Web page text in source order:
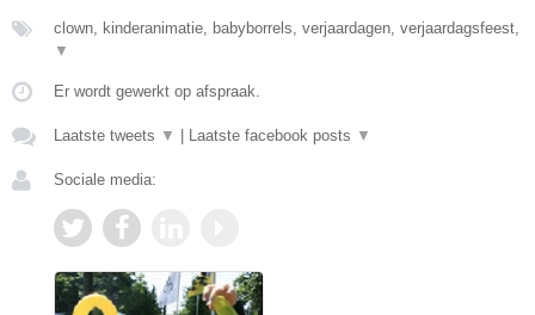
clown, kinderanimatie, babyborrels, verjaardagen, verjaardagsfeest,
▼
Er wordt gewerkt op afspraak.
Laatste tweets ▼ Laatste facebook posts ▼
Sociale media: